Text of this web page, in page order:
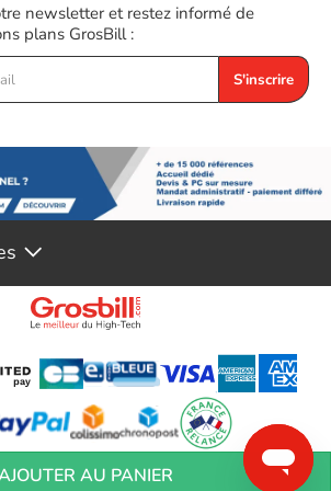
AU PANIER
newsletter et restez informé de
plans GrosBill :
S'inscrire
Conditions générales de vente
Mentions
personnelles Préférences Cookies Aide &